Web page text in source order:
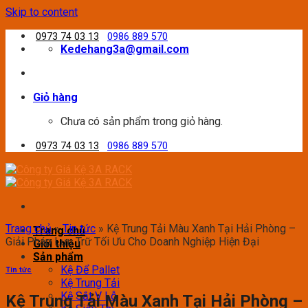
Skip to content
0973 74 03 13 0986 889 570
Kedehang3a@gmail.com
Giỏ hàng
Chưa có sản phẩm trong giỏ hàng.
0973 74 03 13 0986 889 570
Trang chủ
Giới thiệu
Sản phẩm
Kệ Để Pallet
Kệ Trung Tải
Kệ Sắt V Lỗ
Trang chủ»Tin tức » Kệ Trung Tải Màu Xanh Tại Hải Phòng –
Giải Pháp Lưu Trữ Tối Ưu Cho Doanh Nghiệp Hiện Đại
Tin tức
Kệ Trung Tải Màu Xanh Tại Hải Phòng –